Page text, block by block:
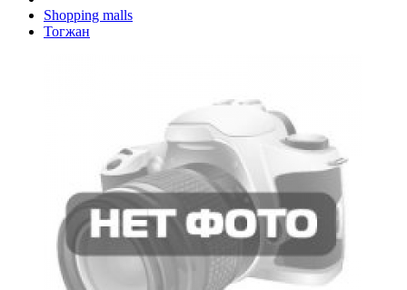
Shopping malls
Тогжан